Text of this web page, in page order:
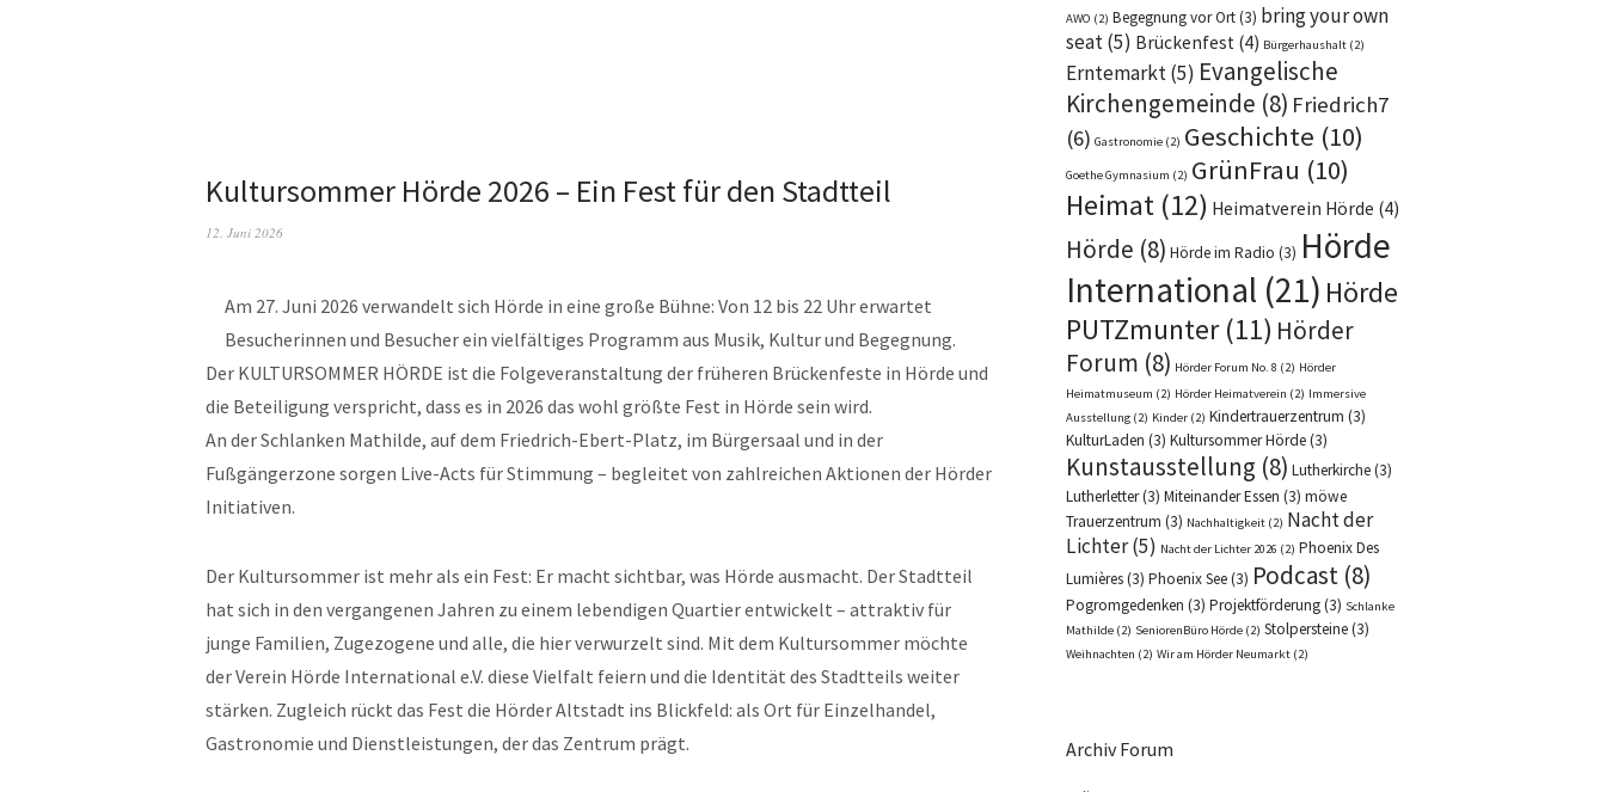
Kultursommer Hörde 2026 – Ein Fest für den Stadtteil
12. Juni 2026
Am 27. Juni 2026 verwandelt sich Hörde in eine große Bühne: Von 12 bis 22 Uhr erwartet
Besucherinnen und Besucher ein vielfältiges Programm aus Musik, Kultur und Begegnung.
Der KULTURSOMMER HÖRDE ist die Folgeveranstaltung der früheren Brückenfeste in Hörde und
die Beteiligung verspricht, dass es in 2026 das wohl größte Fest in Hörde sein wird.
An der Schlanken Mathilde, auf dem Friedrich-Ebert-Platz, im Bürgersaal und in der
Fußgängerzone sorgen Live-Acts für Stimmung – begleitet von zahlreichen Aktionen der Hörder
Initiativen.
Der Kultursommer ist mehr als ein Fest: Er macht sichtbar, was Hörde ausmacht. Der Stadtteil
hat sich in den vergangenen Jahren zu einem lebendigen Quartier entwickelt – attraktiv für
junge Familien, Zugezogene und alle, die hier verwurzelt sind. Mit dem Kultursommer möchte
der Verein Hörde International e.V. diese Vielfalt feiern und die Identität des Stadtteils weiter
stärken. Zugleich rückt das Fest die Hörder Altstadt ins Blickfeld: als Ort für Einzelhandel,
Gastronomie und Dienstleistungen, der das Zentrum prägt.
AWO (2) Begegnung vor Ort(3) bring your own
seat(5) Brückenfest (4) Bürgerhaushalt (2)
Erntemarkt(5) Evangelische
Kirchengemeinde (8) Friedrich7
(6) Gastronomie (2) Geschichte (10)
Goethe Gymnasium (2) GrünFrau (10)
Heimat (12) Heimatverein Hörde (4)
Hörde (8) Hörde im Radio (3) Hörde
International (21) Hörde
PUTZmunter(11) Hörder
Forum (8) Hörder Forum No. 8 (2) Hörder
Heimatmuseum (2) Hörder Heimatverein (2) Immersive
Ausstellung (2) Kinder (2) Kindertrauerzentrum (3)
KulturLaden (3) Kultursommer Hörde(3)
Kunstausstellung (8) Lutherkirche(3)
Lutherletter(3) Miteinander Essen (3) möwe
Trauerzentrum (3) Nachhaltigkeit (2) Nacht der
Lichter(5) Nacht der Lichter 2026 (2) Phoenix Des
Lumières(3) Phoenix See(3) Podcast (8)
Pogromgedenken (3) Projektförderung(3) Schlanke
Mathilde (2) SeniorenBüro Hörde (2) Stolpersteine(3)
Weihnachten (2) Wir am Hörder Neumarkt (2)
Archiv Forum